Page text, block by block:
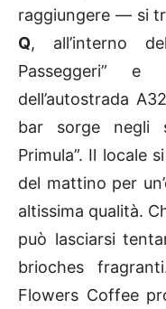
raggiungere — si
Q, all’interno
Passeggeri” e
dell’autostrada
bar sorge negli
Primula”. Il locale
del mattino per
altissima qualità.
può lasciarsi
brioches
Flowers Coffee